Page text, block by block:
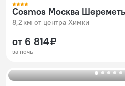
8,2 км от центра Химки
от 6 814 ₽
за ночь